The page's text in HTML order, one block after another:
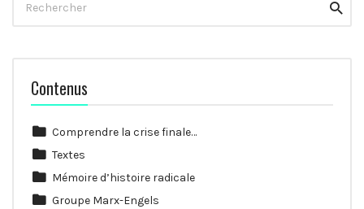
Contenus
Comprendre la crise finale…
Textes
Mémoire d’histoire radicale
Groupe Marx-Engels